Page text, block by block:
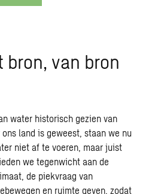
bron, van bron
water historisch gezien van
land is geweest, staan we nu
niet af te voeren, maar juist
we tegenwicht aan de
de piekvraag van
en ruimte geven, zodat